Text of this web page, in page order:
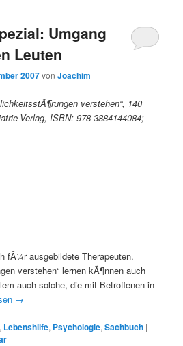
Umgang
Leuten
2007vonJoachim
verstehen“, 140
Verlag, ISBN: 978-3884144084;
fÃ¼r ausgebildete Therapeuten.
verstehen“ lernen kÃ¶nnen auch
auch solche, die mit Betroffenen in
→
, Lebenshilfe, Psychologie,Sachbuch |